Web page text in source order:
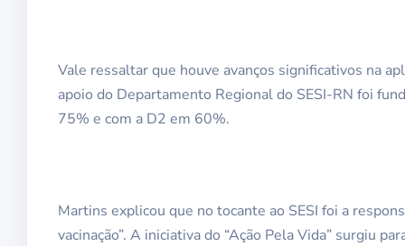
Vale ressaltar que houve avanços significativos na
apoio do Departamento Regional do SESI-RN foi
75% e com a D2 em 60%.
Martins explicou que no tocante ao SESI foi a
vacinação”. A iniciativa do “Ação Pela Vida” surgiu